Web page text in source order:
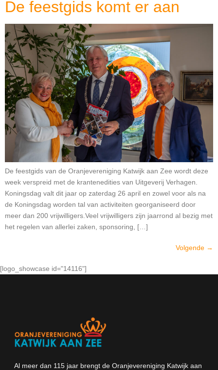
De feestgids komt er aan
De feestgids van de Oranjevereniging Katwijk aan Zee wordt deze
week verspreid met de krantenedities van Uitgeverij Verhagen.
Koningsdag valt dit jaar op zaterdag 26 april en zowel voor als na
de Koningsdag worden tal van activiteiten georganiseerd door
meer dan 200 vrijwilligers.Veel vrijwilligers zijn jaarrond al bezig met
het regelen van allerlei zaken, sponsoring, […]
Volgende →
[logo_showcase id="14116"]
Al meer dan 115 jaar brengt de Oranjevereniging Katwijk aan